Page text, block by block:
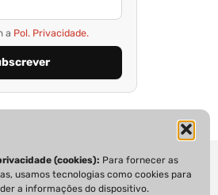
(cookies): Para fornecer as
usamos tecnologias como cookies para
a informações do dispositivo.
a Pol. Privacidade.